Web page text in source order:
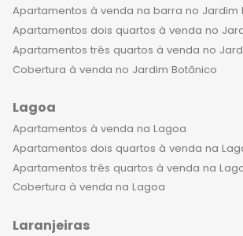
Apartamentos à venda na barra no Jardim
Apartamentos dois quartos à venda no
Apartamentos três quartos à venda no
Cobertura à venda no Jardim Botânico
Lagoa
Apartamentos à venda na Lagoa
Apartamentos dois quartos à venda na
Apartamentos três quartos à venda na
Cobertura à venda na Lagoa
Laranjeiras